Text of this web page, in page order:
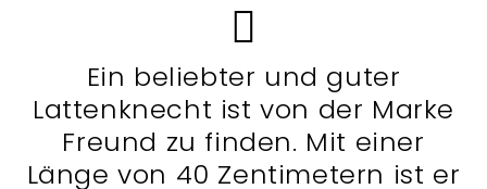
Ein beliebter und guter
Lattenknecht ist von der Marke
Freund zu finden. Mit einer
Länge von 40 Zentimetern ist er